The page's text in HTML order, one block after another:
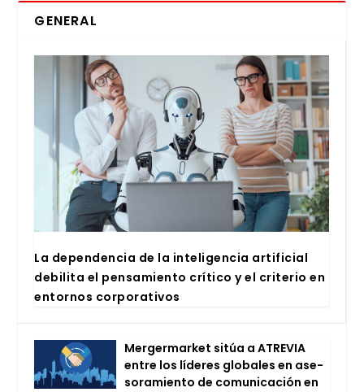
GENERAL
La depen­den­cia de la inte­li­gen­cia arti­fi­cial
debi­li­ta el pen­sa­mien­to crí­ti­co y el cri­te­rio en
entor­nos cor­po­ra­ti­vos
Mer­ger­mar­ket sitúa a ATRE­VIA
entre los líde­res glo­ba­les en ase­
so­ra­mien­to de comu­ni­ca­ción en